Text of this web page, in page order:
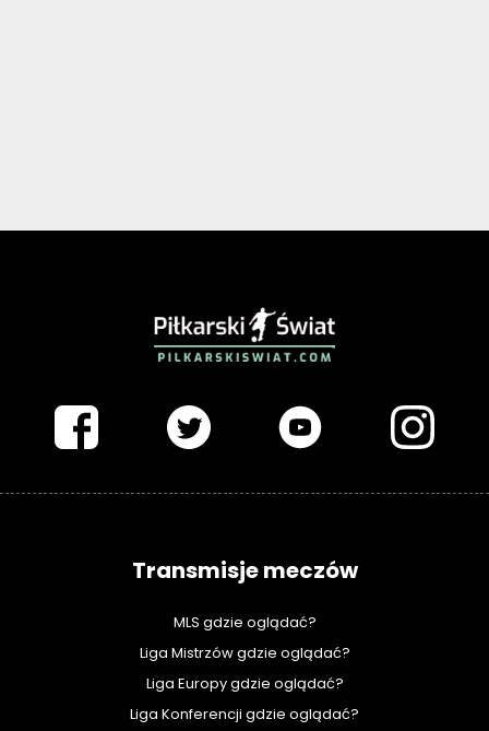
Transmisje meczów
MLS gdzie oglądać?
Liga Mistrzów gdzie oglądać?
Liga Europy gdzie oglądać?
Liga Konferencji gdzie oglądać?